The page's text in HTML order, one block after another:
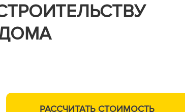
РАССЧИТАТЬ СТОИМОСТЬ